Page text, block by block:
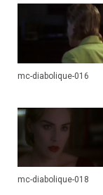
mc-diabolique-016
mc-diabolique-018